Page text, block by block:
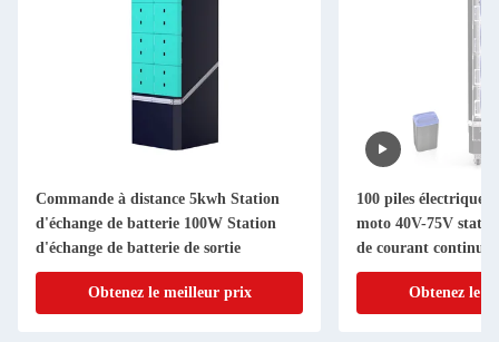
Commande à distance 5kwh Station
d'échange de batterie 100W Station
d'échange de batterie de sortie
Obtenez le meilleur prix
100 piles électriques
moto 40V-75V
de courant continu
Obtenez le